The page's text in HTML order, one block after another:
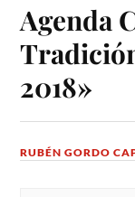
Agenda
2018»
RUBÉN GORDO